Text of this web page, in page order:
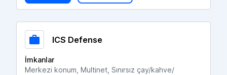
ICS Defense
İmkanlar
Merkezi konum, Multinet, Sınırsız çay/kahve/